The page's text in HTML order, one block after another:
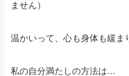
ません）
温かいって、心も身体も緩ま
私の自分満たしの方法は…